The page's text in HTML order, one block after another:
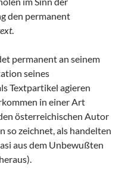
den permanent
.
permanent an seinem
seines
Textpartikel agieren
in einer Art
österreichischen Autor
so zeichnet, als handelten
aus dem Unbewußten